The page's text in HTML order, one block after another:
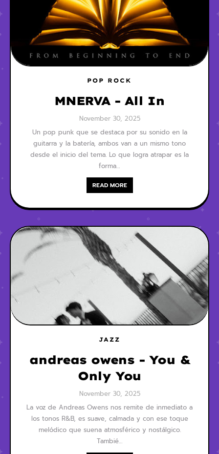
POP ROCK
MNERVA - All In
November 30, 2025
Un pop punk que se destaca por su sonido en la
guitarra y la batería, ambos van a un mismo tono
desde el inicio del tema. Lo que logra atrapar es la
forma…
READ MORE
JAZZ
andreas owens - You &
Only You
November 30, 2025
La voz de Andreas Owens nos remite de inmediato a
los tonos R&B, es suave, calmada y con ese toque
melódico que suena atmosférico y nostálgico.
Tambié…